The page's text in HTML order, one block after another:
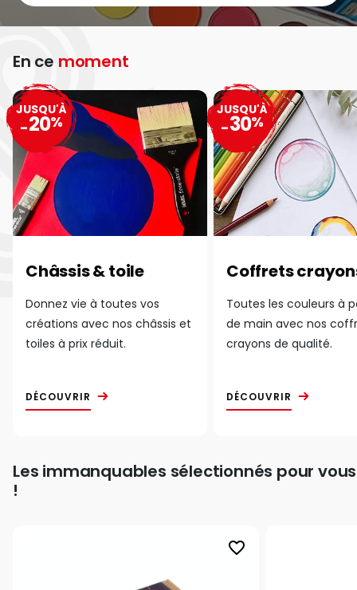
En ce moment
Châssis & toile
Donnez vie à toutes vos
créations avec nos châssis et
toiles à prix réduit.
DÉCOUVRIR
JUSQU'À
-20%
Coffrets
Toutes les couleurs à
de main avec nos
crayons de qualité.
DÉCOUVRIR
JUSQU'À
-30%
Les immanquables sélectionnés pour vous
!
favorite_border